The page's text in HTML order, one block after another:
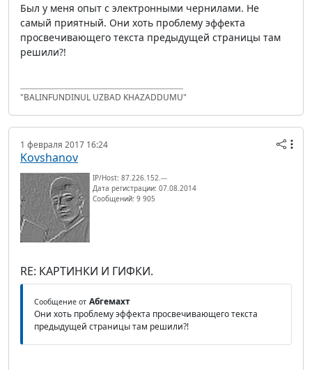
Был у меня опыт с электронными чернилами. Не
самый приятный. Они хоть проблему эффекта
просвечивающего текста предыдущей страницы там
решили?!
"BALINFUNDINUL UZBAD KHAZADDUMU"
1 февраля 2017 16:24
Kovshanov
IP/Host: 87.226.152.---
Дата регистрации: 07.08.2014
Сообщений: 9 905
RE: КАРТИНКИ И ГИФКИ.
Сообщение от Абгемахт
Они хоть проблему эффекта просвечивающего текста
предыдущей страницы там решили?!